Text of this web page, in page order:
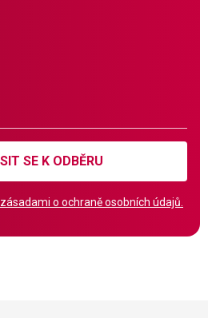
SE K ODBĚRU
zásadami o ochraně osobních údajů.